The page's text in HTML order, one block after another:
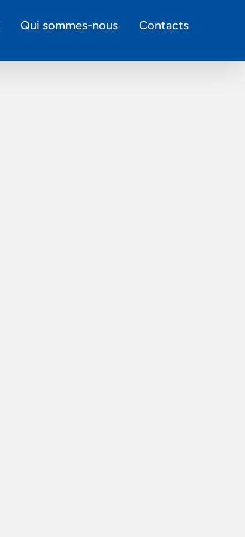
Qui sommes-nous Contacts